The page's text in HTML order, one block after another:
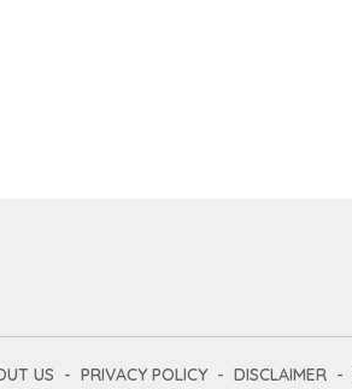
US PRIVACY POLICY DISCLAIMER